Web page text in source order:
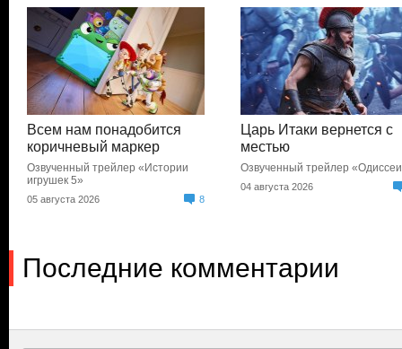
Всем нам понадобится
коричневый маркер
Озвученный трейлер «Истории
игрушек 5»
05 августа 2026 8
Царь Итаки вернется с
местью
Озвученный трейлер
04 августа 2026
Последние комментарии